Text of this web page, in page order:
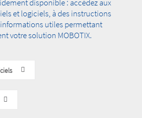
disponible : accédez aux
et logiciels, à des instructions
utiles permettant
votre solution MOBOTIX.